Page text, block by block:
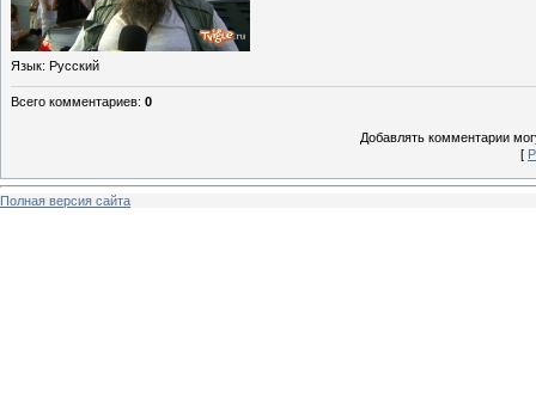
Язык: Русский
Всего комментариев: 0
Добавлять комментарии
[
Полная версия сайта